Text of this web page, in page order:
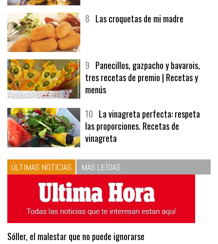
9Panecillos, gazpacho y bavarois,
tres recetas de premio | Recetas y
menús
10La vinagreta perfecta: respeta
las proporciones. Recetas de
vinagreta
ÚLTIMAS NOTICIAS MÁS LEÍDAS